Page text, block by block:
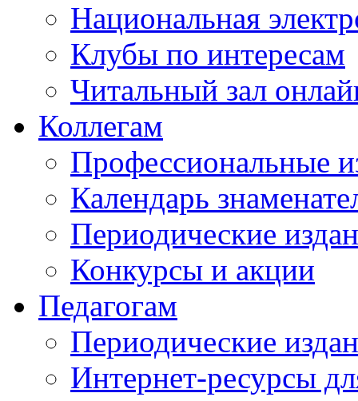
Национальная
Клубы по интересам
Читальный зал
Коллегам
Профессиональные
Календарь
Периодические
Конкурсы и акции
Педагогам
Периодические
Интернет-ресурсы